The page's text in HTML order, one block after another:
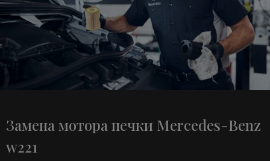
Замена мотора печки Mercedes-Benz
w221